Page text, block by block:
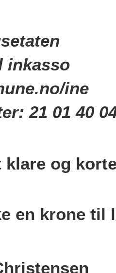
inkasso
ine
21 01 40
klare og
en krone til